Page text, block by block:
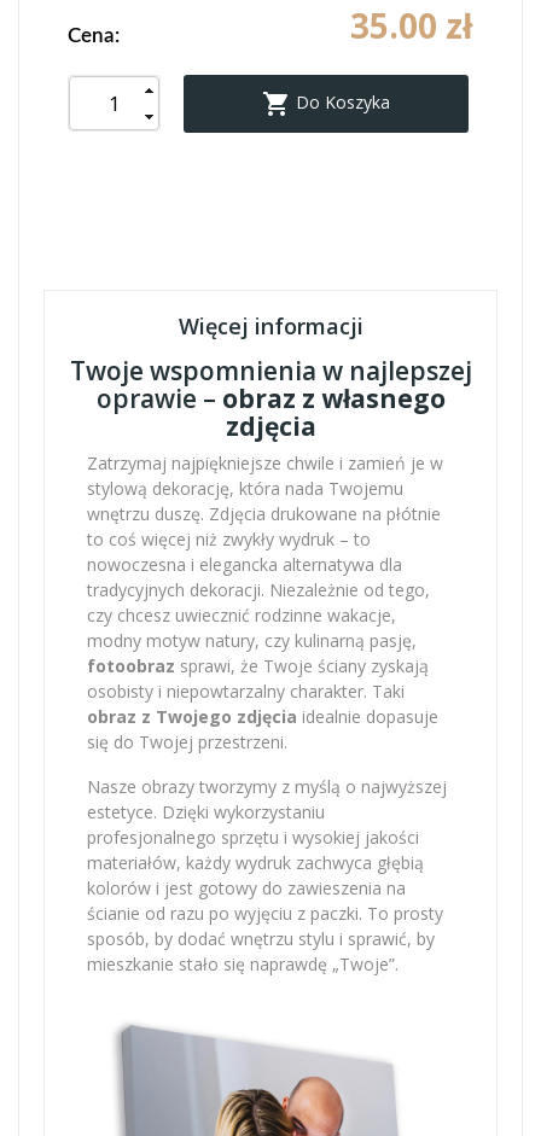
Cena: 35.00 zł
 Do Koszyka
Więcej informacji
Twoje wspomnienia w najlepszej
oprawie – obraz z własnego
zdjęcia
Zatrzymaj najpiękniejsze chwile i zamień je w
stylową dekorację, która nada Twojemu
wnętrzu duszę. Zdjęcia drukowane na płótnie
to coś więcej niż zwykły wydruk – to
nowoczesna i elegancka alternatywa dla
tradycyjnych dekoracji. Niezależnie od tego,
czy chcesz uwiecznić rodzinne wakacje,
modny motyw natury, czy kulinarną pasję,
fotoobraz sprawi, że Twoje ściany zyskają
osobisty i niepowtarzalny charakter. Taki
obraz z Twojego zdjęcia idealnie dopasuje
się do Twojej przestrzeni.
Nasze obrazy tworzymy z myślą o najwyższej
estetyce. Dzięki wykorzystaniu
profesjonalnego sprzętu i wysokiej jakości
materiałów, każdy wydruk zachwyca głębią
kolorów i jest gotowy do zawieszenia na
ścianie od razu po wyjęciu z paczki. To prosty
sposób, by dodać wnętrzu stylu i sprawić, by
mieszkanie stało się naprawdę „Twoje”.